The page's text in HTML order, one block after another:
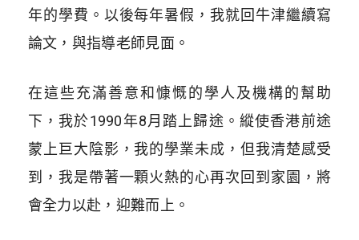
年的學費。以後每年暑假，我就回牛津繼續寫
論文，與指導老師見面。
在這些充滿善意和慷慨的學人及機構的幫助
下，我於1990年8月踏上歸途。縱使香港前途
蒙上巨大陰影，我的學業未成，但我清楚感受
到，我是帶著一顆火熱的心再次回到家園，將
會全力以赴，迎難而上。